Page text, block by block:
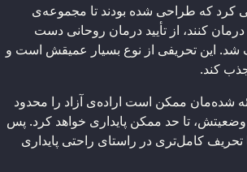
کرد که طراحی شده بودند تا مجموعه‌ی
کنند، از تأیید درمان روحانی دست
شد. این تحریفی از نوع بسیار عمیقش است و
کند.
شده‌مان ممکن است اراده‌ی آزاد را محدود
وضعیتش، تا حد ممکن پایداری خواهد کرد. پس
تحریف کامل‌تری در راستای راحتی پایداری